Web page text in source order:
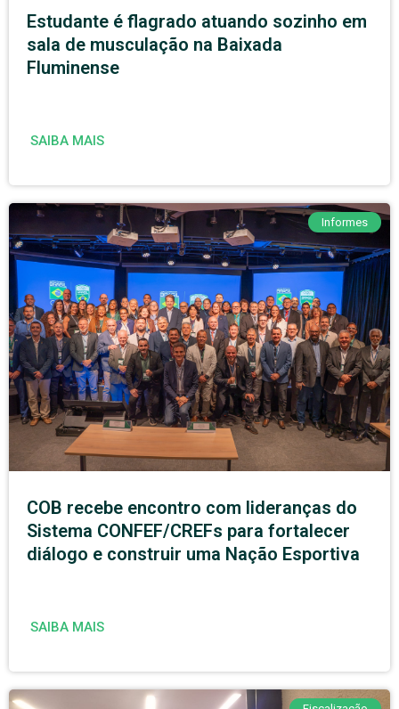
Estudante é flagrado atuando sozinho em
sala de musculação na Baixada
Fluminense
SAIBA MAIS
Informes
COB recebe encontro com lideranças do
Sistema CONFEF/CREFs para fortalecer
diálogo e construir uma Nação Esportiva
SAIBA MAIS